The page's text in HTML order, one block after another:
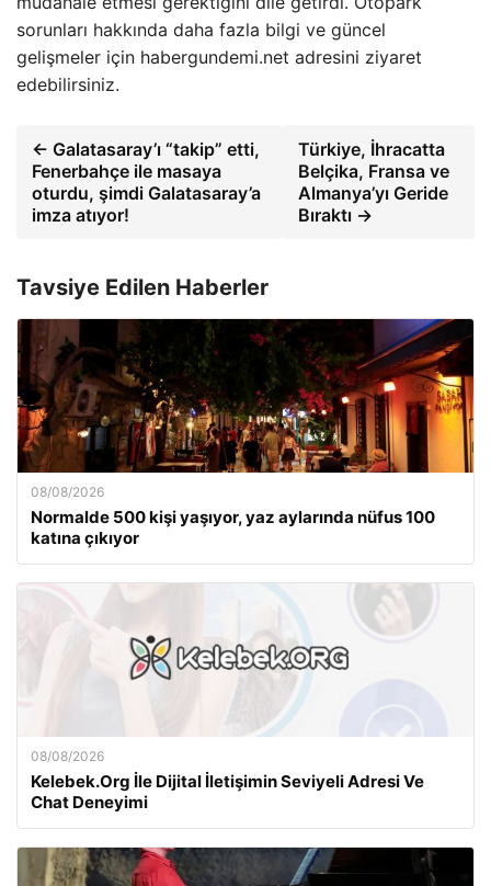
sorunları hakkında daha fazla bilgi ve güncel
gelişmeler için habergundemi.net adresini ziyaret
edebilirsiniz.
← Galatasaray’ı “takip” etti,
Fenerbahçe ile masaya
oturdu, şimdi Galatasaray’a
imza atıyor!
Türkiye, İhracatta
Belçika, Fransa ve
Almanya’yı Geride
Bıraktı →
Tavsiye Edilen Haberler
08/08/2026
Normalde 500 kişi yaşıyor, yaz aylarında nüfus 100
katına çıkıyor
08/08/2026
Kelebek.Org İle Dijital İletişimin Seviyeli Adresi Ve
Chat Deneyimi